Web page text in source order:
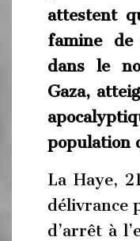
attestent
famine de
dans le
Gaza,
population
La Haye,
délivrance
d’arrêt à